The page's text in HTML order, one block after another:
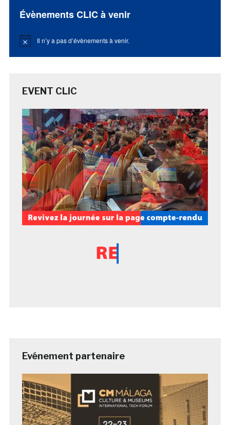
Évènements CLIC à venir
Notice Il n’y a pas d’évènements à venir.
EVENT CLIC
Evénement partenaire